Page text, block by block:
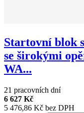
Startovní blok
se širokými
WA...
21 pracovních dní
6 627 Kč
5 476,86 Kč bez DPH